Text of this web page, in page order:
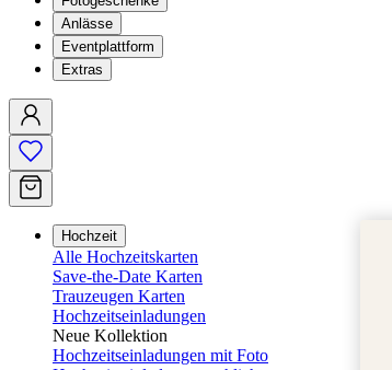
Anlässe
Eventplattform
Extras
Hochzeit
Alle Hochzeitskarten
Save-the-Date Karten
Trauzeugen Karten
Hochzeitseinladungen
Neue Kollektion
Hochzeitseinladungen mit Foto